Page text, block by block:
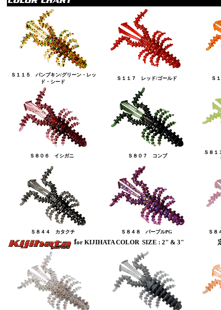
Ｓ１１５ パンプキン/グリーン・レッ
ド・シード
Ｓ１１７ レッド/ゴールド Ｓ
Ｓ８０６ イシガニ Ｓ８０７ コンブ
Ｓ８
Ｓ８４４ カタクチ Ｓ８４８ パープルPG Ｓ８
for KIJIHATA COLOR SIZE : 2" & 3" 定